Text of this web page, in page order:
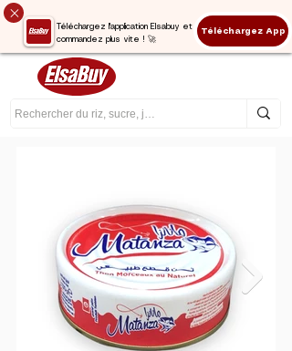
Téléchargez l'application Elsabuy et
commandez plus vite ! 🚀
Téléchargez App